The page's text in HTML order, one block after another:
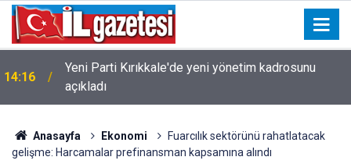
14:16
Yeni Parti Kırıkkale'de yeni yönetim kadrosunu
açıkladı
Anasayfa Ekonomi
Fuarcılık sektörünü rahatlatacak
gelişme: Harcamalar prefinansman kapsamına alındı